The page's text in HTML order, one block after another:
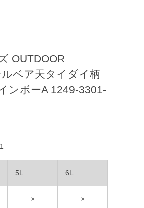
OUTDOOR
ベア天タイダイ柄
ンボーA 1249-3301-
5L 6L
× ×